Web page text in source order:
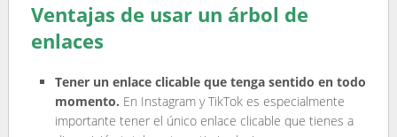
Ventajas de usar un árbol de
enlaces
Tener un enlace clicable que tenga sentido en todo
momento. En Instagram y TikTok es especialmente
importante tener el único enlace clicable que tienes a